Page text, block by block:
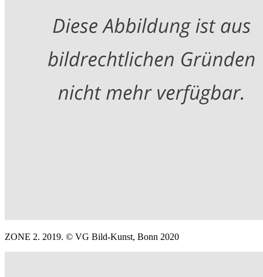
ZONE 2. 2019. © VG Bild-Kunst, Bonn 2020